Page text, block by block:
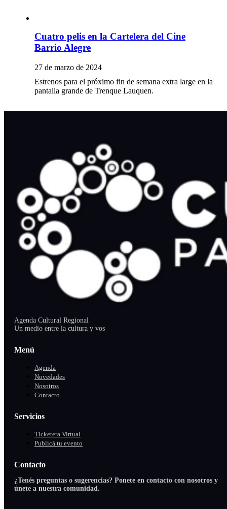
Cuatro pelis en la Cartelera del Cine
Barrio Alegre
27 de marzo de 2024
Estrenos para el próximo fin de semana extra large en la
pantalla grande de Trenque Lauquen.
Agenda Cultural Regional
Un medio entre la cultura y vos
Menú
Agenda
Novedades
Nosotros
Contacto
Servicios
Ticketera Virtual
Publicá tu evento
Contacto
¿Tenés preguntas o sugerencias? Ponete en contacto con nosotros y
únete a nuestra comunidad.